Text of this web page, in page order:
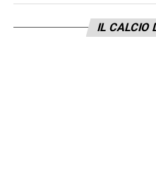
questo basti.
Sassuolo con la
IL CALCIO